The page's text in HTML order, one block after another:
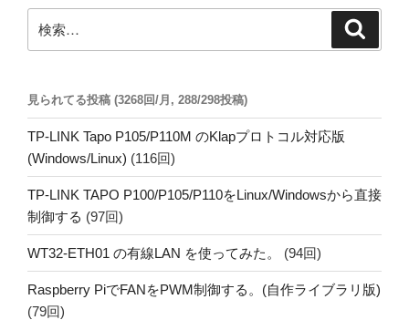
ン
索:
見られてる投稿 (3268回/月, 288/298投稿)
TP-LINK Tapo P105/P110M のKlapプロトコル対応版
(Windows/Linux) (116回)
TP-LINK TAPO P100/P105/P110をLinux/Windowsから直接
制御する (97回)
WT32-ETH01 の有線LAN を使ってみた。 (94回)
Raspberry PiでFANをPWM制御する。(自作ライブラリ版)
(79回)